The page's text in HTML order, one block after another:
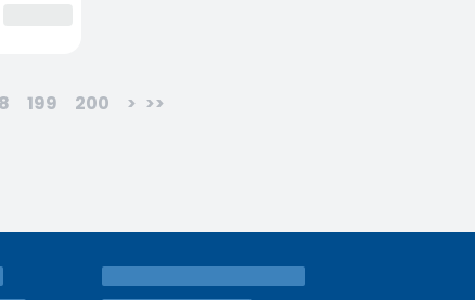
199 200 > >>